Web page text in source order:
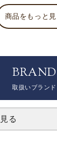
商品をもっと見
BRAND
取扱いブランド
る